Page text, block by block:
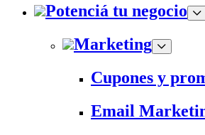
Potenciá tu negocio
Marketing
Cupones y
Email